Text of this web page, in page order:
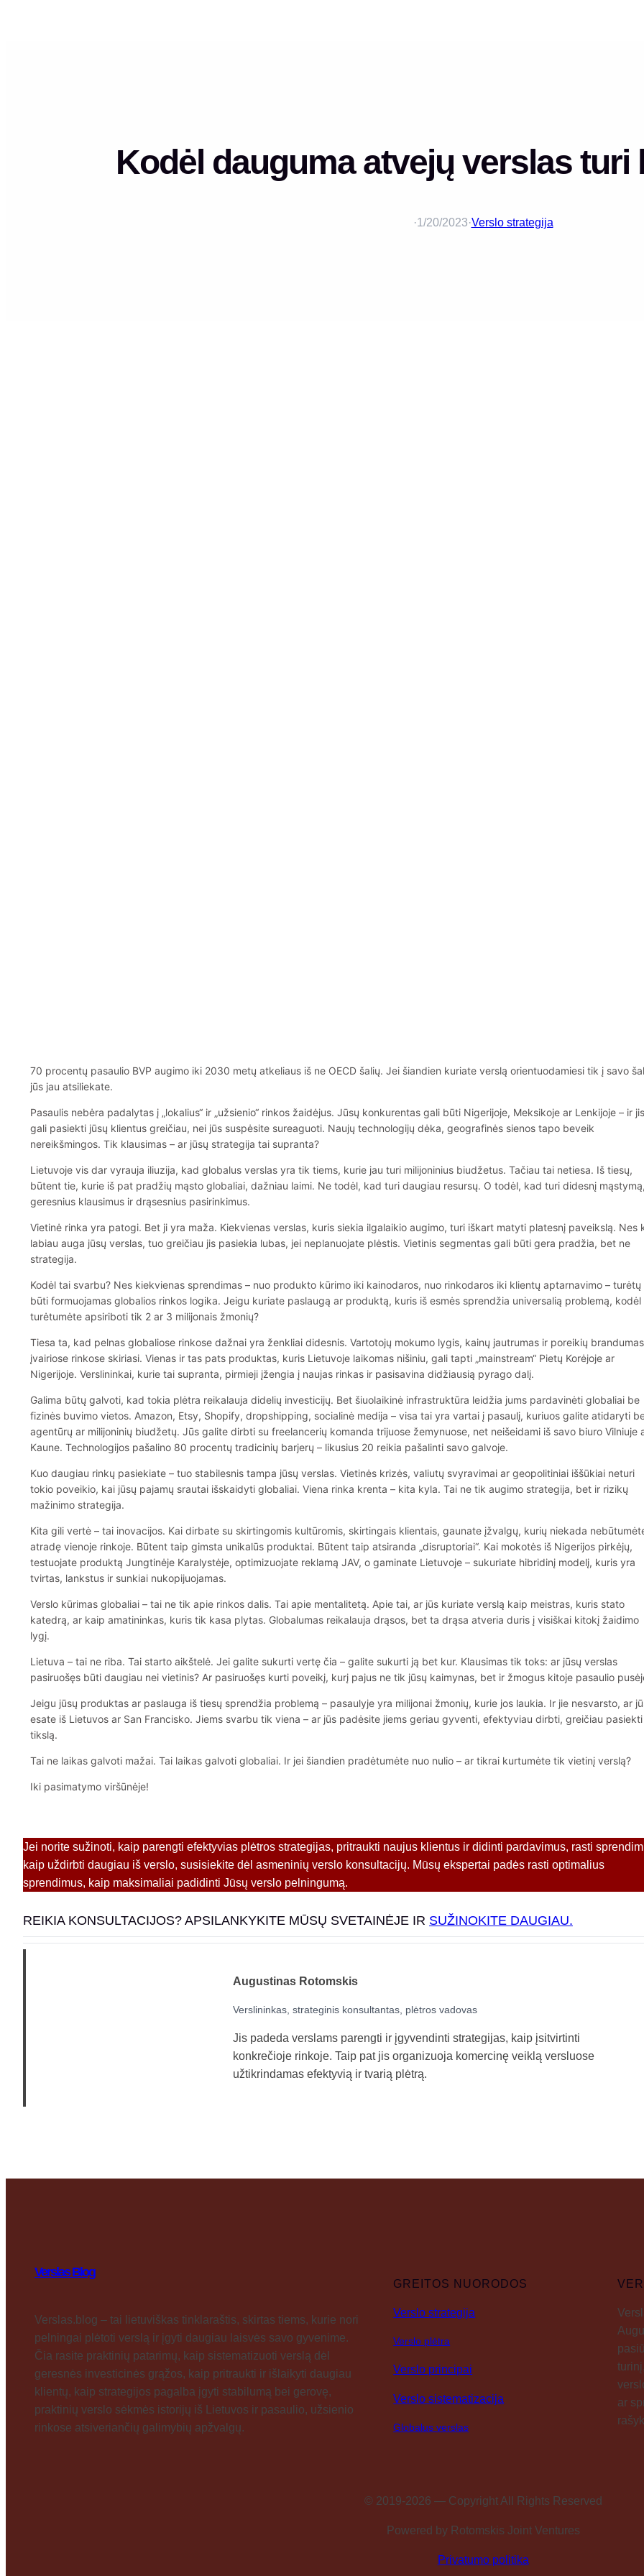
Kodėl dauguma atvejų verslas turi
·1/20/2023·Verslo strategija
70 procentų pasaulio BVP augimo iki 2030 metų atkeliaus iš ne OECD šalių. Jei šiandien kuriate verslą orientuodamiesi tik į savo
jūs jau atsiliekate.
Pasaulis nebėra padalytas į „lokalius“ ir „užsienio“ rinkos žaidėjus. Jūsų konkurentas gali būti Nigerijoje, Meksikoje ar Lenkijoje – ir jis
gali pasiekti jūsų klientus greičiau, nei jūs suspėsite sureaguoti. Naujų technologijų dėka, geografinės sienos tapo beveik
nereikšmingos. Tik klausimas – ar jūsų strategija tai supranta?
Lietuvoje vis dar vyrauja iliuzija, kad globalus verslas yra tik tiems, kurie jau turi milijoninius biudžetus. Tačiau tai netiesa. Iš tiesų,
būtent tie, kurie iš pat pradžių mąsto globaliai, dažniau laimi. Ne todėl, kad turi daugiau resursų. O todėl, kad turi didesnį mąstymą,
geresnius klausimus ir drąsesnius pasirinkimus.
Vietinė rinka yra patogi. Bet ji yra maža. Kiekvienas verslas, kuris siekia ilgalaikio augimo, turi iškart matyti platesnį paveikslą. Nes
labiau auga jūsų verslas, tuo greičiau jis pasiekia lubas, jei neplanuojate plėstis. Vietinis segmentas gali būti gera pradžia, bet ne
strategija.
Kodėl tai svarbu? Nes kiekvienas sprendimas – nuo produkto kūrimo iki kainodaros, nuo rinkodaros iki klientų aptarnavimo – turėtų
būti formuojamas globalios rinkos logika. Jeigu kuriate paslaugą ar produktą, kuris iš esmės sprendžia universalią problemą, kodėl
turėtumėte apsiriboti tik 2 ar 3 milijonais žmonių?
Tiesa ta, kad pelnas globaliose rinkose dažnai yra ženkliai didesnis. Vartotojų mokumo lygis, kainų jautrumas ir poreikių brandumas
įvairiose rinkose skiriasi. Vienas ir tas pats produktas, kuris Lietuvoje laikomas nišiniu, gali tapti „mainstream“ Pietų Korėjoje ar
Nigerijoje. Verslininkai, kurie tai supranta, pirmieji įžengia į naujas rinkas ir pasisavina didžiausią pyrago dalį.
Galima būtų galvoti, kad tokia plėtra reikalauja didelių investicijų. Bet šiuolaikinė infrastruktūra leidžia jums pardavinėti globaliai be
fizinės buvimo vietos. Amazon, Etsy, Shopify, dropshipping, socialinė medija – visa tai yra vartai į pasaulį, kuriuos galite atidaryti
agentūrų ar milijoninių biudžetų. Jūs galite dirbti su freelancerių komanda trijuose žemynuose, net neišeidami iš savo biuro Vilniuje
Kaune. Technologijos pašalino 80 procentų tradicinių barjerų – likusius 20 reikia pašalinti savo galvoje.
Kuo daugiau rinkų pasiekiate – tuo stabilesnis tampa jūsų verslas. Vietinės krizės, valiutų svyravimai ar geopolitiniai iššūkiai neturi
tokio poveikio, kai jūsų pajamų srautai išskaidyti globaliai. Viena rinka krenta – kita kyla. Tai ne tik augimo strategija, bet ir rizikų
mažinimo strategija.
Kita gili vertė – tai inovacijos. Kai dirbate su skirtingomis kultūromis, skirtingais klientais, gaunate įžvalgų, kurių niekada
atradę vienoje rinkoje. Būtent taip gimsta unikalūs produktai. Būtent taip atsiranda „disruptoriai“. Kai mokotės iš Nigerijos pirkėjų,
testuojate produktą Jungtinėje Karalystėje, optimizuojate reklamą JAV, o gaminate Lietuvoje – sukuriate hibridinį modelį, kuris yra
tvirtas, lankstus ir sunkiai nukopijuojamas.
Verslo kūrimas globaliai – tai ne tik apie rinkos dalis. Tai apie mentalitetą. Apie tai, ar jūs kuriate verslą kaip meistras, kuris stato
katedrą, ar kaip amatininkas, kuris tik kasa plytas. Globalumas reikalauja drąsos, bet ta drąsa atveria duris į visiškai kitokį žaidimo
lygį.
Lietuva – tai ne riba. Tai starto aikštelė. Jei galite sukurti vertę čia – galite sukurti ją bet kur. Klausimas tik toks: ar jūsų verslas
pasiruošęs būti daugiau nei vietinis? Ar pasiruošęs kurti poveikį, kurį pajus ne tik jūsų kaimynas, bet ir žmogus kitoje pasaulio
Jeigu jūsų produktas ar paslauga iš tiesų sprendžia problemą – pasaulyje yra milijonai žmonių, kurie jos laukia. Ir jie nesvarsto, ar
esate iš Lietuvos ar San Francisko. Jiems svarbu tik viena – ar jūs padėsite jiems geriau gyventi, efektyviau dirbti, greičiau pasiekti
tikslą.
Tai ne laikas galvoti mažai. Tai laikas galvoti globaliai. Ir jei šiandien pradėtumėte nuo nulio – ar tikrai kurtumėte tik vietinį verslą?
Iki pasimatymo viršūnėje!
Jei norite sužinoti, kaip parengti efektyvias plėtros strategijas, pritraukti naujus klientus ir didinti pardavimus, rasti
kaip uždirbti daugiau iš verslo, susisiekite dėl asmeninių verslo konsultacijų. Mūsų ekspertai padės rasti optimalius
sprendimus, kaip maksimaliai padidinti Jūsų verslo pelningumą.
REIKIA KONSULTACIJOS? APSILANKYKITE MŪSŲ SVETAINĖJE IR SUŽINOKITE DAUGIAU.
Augustinas Rotomskis
Verslininkas, strateginis konsultantas, plėtros vadovas
Jis padeda verslams parengti ir įgyvendinti strategijas, kaip įsitvirtinti
konkrečioje rinkoje. Taip pat jis organizuoja komercinę veiklą versluose
užtikrindamas efektyvią ir tvarią plėtrą.
Verslas Blog
Verslas.blog – tai lietuviškas tinklaraštis, skirtas tiems, kurie nori
pelningai plėtoti verslą ir įgyti daugiau laisvės savo gyvenime.
Čia rasite praktinių patarimų, kaip sistematizuoti verslą dėl
geresnės investicinės grąžos, kaip pritraukti ir išlaikyti daugiau
klientų, kaip strategijos pagalba įgyti stabilumą bei gerovę,
praktinių verslo sėkmės istorijų iš Lietuvos ir pasaulio, užsienio
rinkose atsiveriančių galimybių apžvalgų.
GREITOS NUORODOS
Verslo strategija
Verslo plėtra
Verslo principai
Verslo sistematizacija
Globalus verslas
ar
© 2019-2026 — Copyright All Rights Reserved
Powered by Rotomskis Joint Ventures
Privatumo politika